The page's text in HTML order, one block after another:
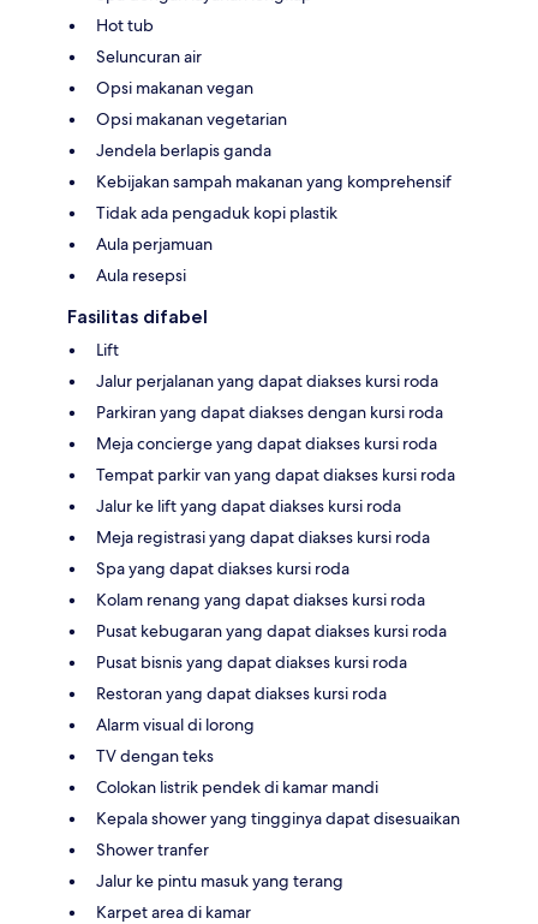
Hot tub
Seluncuran air
Opsi makanan vegan
Opsi makanan vegetarian
Jendela berlapis ganda
Kebijakan sampah makanan yang komprehensif
Tidak ada pengaduk kopi plastik
Aula perjamuan
Aula resepsi
Fasilitas difabel
Lift
Jalur perjalanan yang dapat diakses kursi roda
Parkiran yang dapat diakses dengan kursi roda
Meja concierge yang dapat diakses kursi roda
Tempat parkir van yang dapat diakses kursi roda
Jalur ke lift yang dapat diakses kursi roda
Meja registrasi yang dapat diakses kursi roda
Spa yang dapat diakses kursi roda
Kolam renang yang dapat diakses kursi roda
Pusat kebugaran yang dapat diakses kursi roda
Pusat bisnis yang dapat diakses kursi roda
Restoran yang dapat diakses kursi roda
Alarm visual di lorong
TV dengan teks
Colokan listrik pendek di kamar mandi
Kepala shower yang tingginya dapat disesuaikan
Shower tranfer
Jalur ke pintu masuk yang terang
Karpet area di kamar